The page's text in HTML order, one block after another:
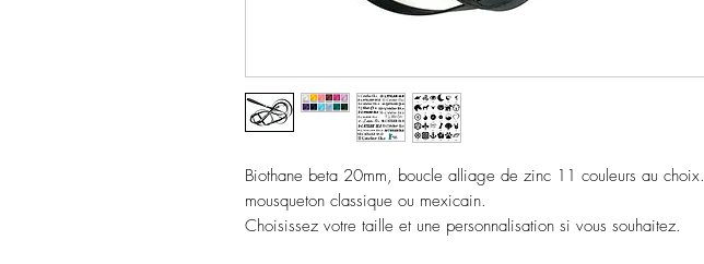
Biothane beta 20mm, boucle alliage de zinc 11 couleurs au choix.
mousqueton classique ou mexicain.
Choisissez votre taille et une personnalisation si vous souhaitez.